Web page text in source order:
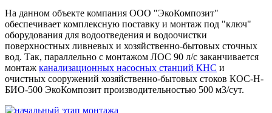
На данном объекте компания ООО "ЭкоКомпозит"
обеспечивает комплексную поставку и монтаж под "ключ"
оборудования для водоотведения и водоочистки
поверхностных ливневых и хозяйственно-бытовых сточных
вод. Так, параллельно с монтажом ЛОС 90 л/с заканчивается
монтаж канализационных насосных станций КНС и
очистных сооружений хозяйственно-бытовых стоков КОС-Н-
БИО-500 ЭкоКомпозит производительностью 500 м3/сут.